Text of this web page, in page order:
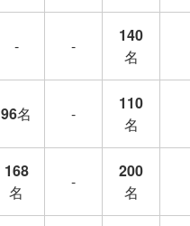
- -
140
名
96名 -
110
名
168
名
-
200
名